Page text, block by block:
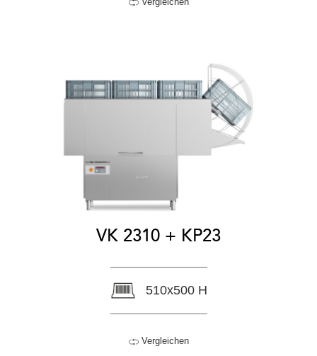
VK 2310 + KP23
510x500 H
Vergleichen